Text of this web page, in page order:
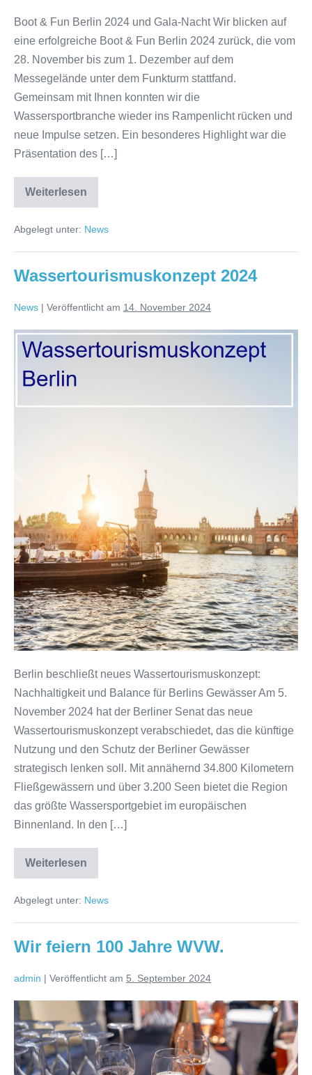
Boot & Fun Berlin 2024 und Gala-Nacht Wir blicken auf
eine erfolgreiche Boot & Fun Berlin 2024 zurück, die vom
28. November bis zum 1. Dezember auf dem
Messegelände unter dem Funkturm stattfand.
Gemeinsam mit Ihnen konnten wir die
Wassersportbranche wieder ins Rampenlicht rücken und
neue Impulse setzen. Ein besonderes Highlight war die
Präsentation des […]
Weiterlesen
Boot&Fun
2024
Abgelegt unter: News
Wassertourismuskonzept 2024
News | Veröffentlicht am 14. November 2024
Wassertourismuskonzept
2024
Berlin beschließt neues Wassertourismuskonzept:
Nachhaltigkeit und Balance für Berlins Gewässer Am 5.
November 2024 hat der Berliner Senat das neue
Wassertourismuskonzept verabschiedet, das die künftige
Nutzung und den Schutz der Berliner Gewässer
strategisch lenken soll. Mit annähernd 34.800 Kilometern
Fließgewässern und über 3.200 Seen bietet die Region
das größte Wassersportgebiet im europäischen
Binnenland. In den […]
WeiterlesenWassertourismuskonzept
2024
Abgelegt unter: News
Wir feiern 100 Jahre WVW.
admin | Veröffentlicht am 5. September 2024
Wir
feiern
100
Jahre